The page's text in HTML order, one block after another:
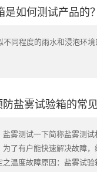
如何测试产品的？
不同程度的雨水和浸泡环
盐雾试验箱的常
雾测试一下简称盐雾测
为了有户能快速解决故障
温度故障原因：盐雾试验